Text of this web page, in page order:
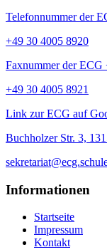
Telefonnummer der
+49 30 4005 8920
Faxnummer der ECG
+49 30 4005 8921
Link zur ECG auf
Buchholzer Str. 3,
Informationen
Startseite
Impressum
Kontakt